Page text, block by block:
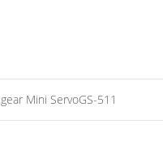
GS-511